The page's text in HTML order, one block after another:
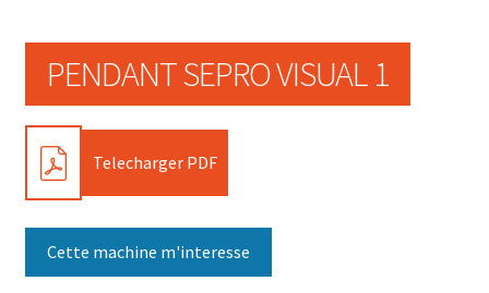
PENDANT SEPRO VISUAL 1
PDF Telecharger PDF
Cette machine m'interesse